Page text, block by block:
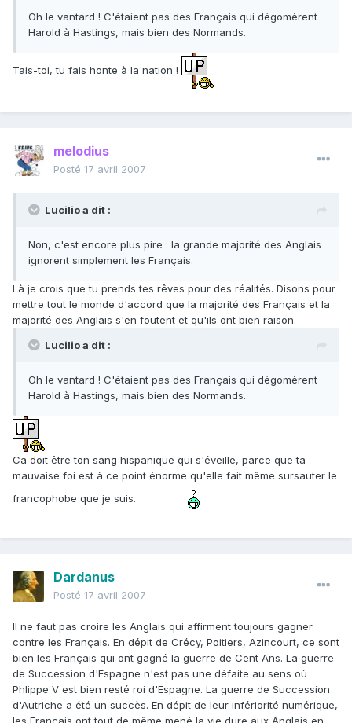
Oh le vantard ! C'étaient pas des Français qui dégomèrent
Harold à Hastings, mais bien des Normands.
Tais-toi, tu fais honte à la nation !
melodius
Posté 17 avril 2007
Lucilio a dit :
Non, c'est encore plus pire : la grande majorité des Anglais
ignorent simplement les Français.
Là je crois que tu prends tes rêves pour des réalités. Disons pour
mettre tout le monde d'accord que la majorité des Français et la
majorité des Anglais s'en foutent et qu'ils ont bien raison.
Lucilio a dit :
Oh le vantard ! C'étaient pas des Français qui dégomèrent
Harold à Hastings, mais bien des Normands.
Ca doit être ton sang hispanique qui s'éveille, parce que ta
mauvaise foi est à ce point énorme qu'elle fait même sursauter le
francophobe que je suis.
Dardanus
Posté 17 avril 2007
Il ne faut pas croire les Anglais qui affirment toujours gagner
contre les Français. En dépit de Crécy, Poitiers, Azincourt, ce sont
bien les Français qui ont gagné la guerre de Cent Ans. La guerre
de Succession d'Espagne n'est pas une défaite au sens où
Phlippe V est bien resté roi d'Espagne. La guerre de Succession
d'Autriche a été un succès. En dépit de leur infériorité numérique,